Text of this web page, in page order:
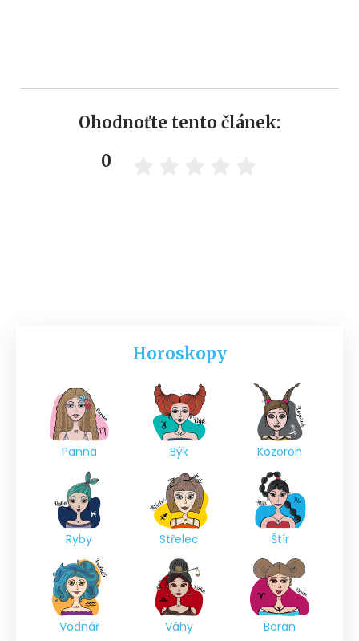
Ohodnoťte tento článek:
0
Horoskopy
Panna Býk Kozoroh
Ryby Střelec Štír
Vodnář Váhy Beran